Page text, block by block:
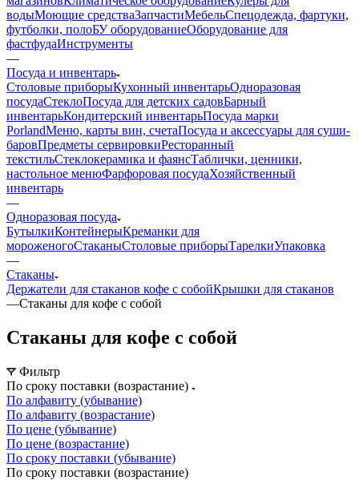
водыМоющие средстваЗапчастиМебельСпецодежда, фартуки,
футболки, полоБУ оборудованиеОборудование для
фастфудаИнструменты
—
Посуда и инвентарь
Столовые приборыКухонный инвентарьОдноразовая
посудаСтеклоПосуда для детских садовБарный
инвентарьКондитерский инвентарьПосуда марки
PorlandМеню, карты вин, счетаПосуда и аксессуары для суши-
баровПредметы сервировкиРесторанный
текстильСтеклокерамика и фаянсТаблички, ценники,
настольное менюФарфоровая посудаХозяйственный
инвентарь
—
Одноразовая посуда
БутылкиКонтейнерыКреманки для
мороженогоСтаканыСтоловые приборыТарелкиУпаковка
—
Стаканы
Держатели для стаканов кофе с собойКрышки для стаканов
—Стаканы для кофе с собой
Стаканы для кофе с собой
Фильтр
По сроку поставки (возрастание)
По алфавиту (убывание)
По алфавиту (возрастание)
По цене (убывание)
По цене (возрастание)
По сроку поставки (убывание)
По сроку поставки (возрастание)